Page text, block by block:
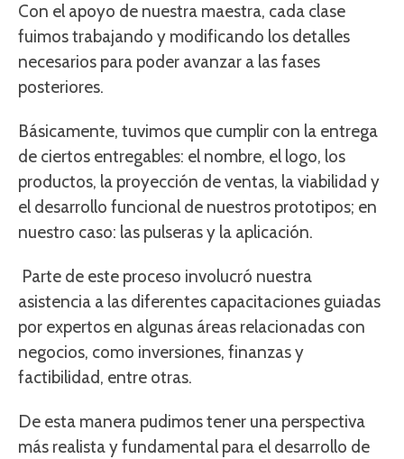
Con el apoyo de nuestra maestra, cada clase
fuimos trabajando y modificando los detalles
necesarios para poder avanzar a las fases
posteriores.
Básicamente, tuvimos que cumplir con la entrega
de ciertos entregables: el nombre, el logo, los
productos, la proyección de ventas, la viabilidad y
el desarrollo funcional de nuestros prototipos; en
nuestro caso: las pulseras y la aplicación.
Parte de este proceso involucró nuestra
asistencia a las diferentes capacitaciones guiadas
por expertos en algunas áreas relacionadas con
negocios, como inversiones, finanzas y
factibilidad, entre otras.
De esta manera pudimos tener una perspectiva
más realista y fundamental para el desarrollo de